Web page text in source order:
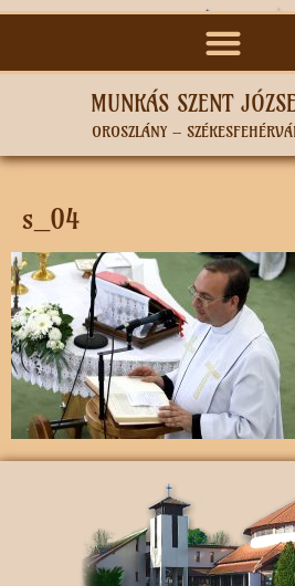
MUNKÁS SZENT
OROSZLÁNY –
s_04